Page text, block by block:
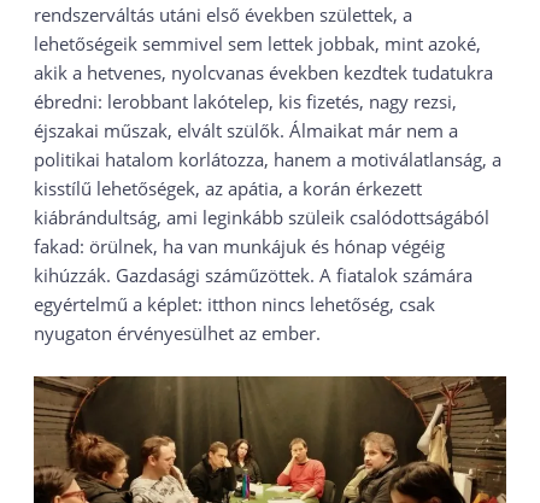
rendszerváltás utáni első években születtek, a
lehetőségeik semmivel sem lettek jobbak, mint azoké,
akik a hetvenes, nyolcvanas években kezdtek tudatukra
ébredni: lerobbant lakótelep, kis fizetés, nagy rezsi,
éjszakai műszak, elvált szülők. Álmaikat már nem a
politikai hatalom korlátozza, hanem a motiválatlanság, a
kisstílű lehetőségek, az apátia, a korán érkezett
kiábrándultság, ami leginkább szüleik csalódottságából
fakad: örülnek, ha van munkájuk és hónap végéig
kihúzzák. Gazdasági száműzöttek. A fiatalok számára
egyértelmű a képlet: itthon nincs lehetőség, csak
nyugaton érvényesülhet az ember.